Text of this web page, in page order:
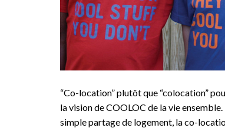
“Co-location” plutôt que “colocation”
la vision de COOLOC de la vie ensemble.
simple partage de logement, la co-